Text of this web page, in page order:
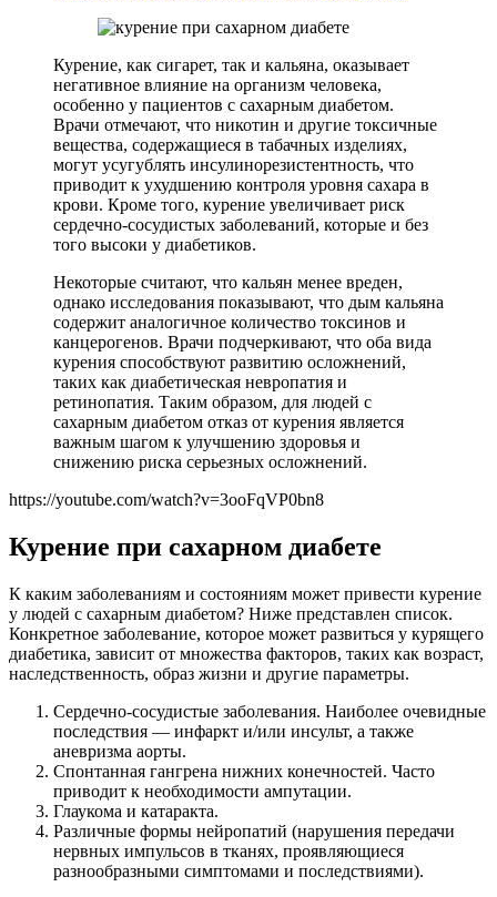
Курение, как сигарет, так и кальяна, оказывает
негативное влияние на организм человека,
особенно у пациентов с сахарным диабетом.
Врачи отмечают, что никотин и другие токсичные
вещества, содержащиеся в табачных изделиях,
могут усугублять инсулинорезистентность, что
приводит к ухудшению контроля уровня сахара в
крови. Кроме того, курение увеличивает риск
сердечно-сосудистых заболеваний, которые и без
того высоки у диабетиков.
Некоторые считают, что кальян менее вреден,
однако исследования показывают, что дым кальяна
содержит аналогичное количество токсинов и
канцерогенов. Врачи подчеркивают, что оба вида
курения способствуют развитию осложнений,
таких как диабетическая невропатия и
ретинопатия. Таким образом, для людей с
сахарным диабетом отказ от курения является
важным шагом к улучшению здоровья и
снижению риска серьезных осложнений.
https://youtube.com/watch?v=3ooFqVP0bn8
Курение при сахарном диабете
К каким заболеваниям и состояниям может привести курение
у людей с сахарным диабетом? Ниже представлен список.
Конкретное заболевание, которое может развиться у курящего
диабетика, зависит от множества факторов, таких как возраст,
наследственность, образ жизни и другие параметры.
Сердечно-сосудистые заболевания. Наиболее очевидные
последствия — инфаркт и/или инсульт, а также
аневризма аорты.
Спонтанная гангрена нижних конечностей. Часто
приводит к необходимости ампутации.
Глаукома и катаракта.
Различные формы нейропатий (нарушения передачи
нервных импульсов в тканях, проявляющиеся
разнообразными симптомами и последствиями).